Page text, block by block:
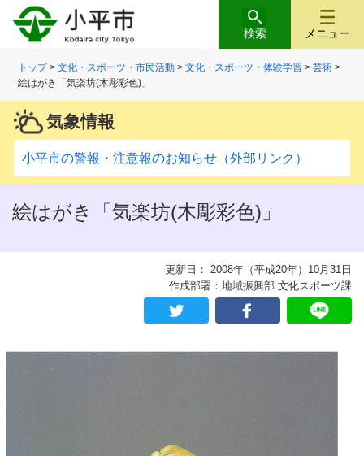
メニュー
検索
トップ>文化・スポーツ・市民活動 >文化・スポーツ・体験学習 >芸術 >
絵はがき「気楽坊(木彫彩色)」
気象情報
小平市の警報・注意報のお知らせ（外部リンク）
絵はがき「気楽坊(木彫彩色)」
更新日： 2008年（平成20年）10月31日
作成部署：地域振興部 文化スポーツ課